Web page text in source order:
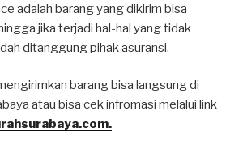
adalah barang yang dikirim bisa
jika terjadi hal-hal yang tidak
ditanggung pihak asuransi.
barang bisa langsung di
atau bisa cek infromasi melalui link